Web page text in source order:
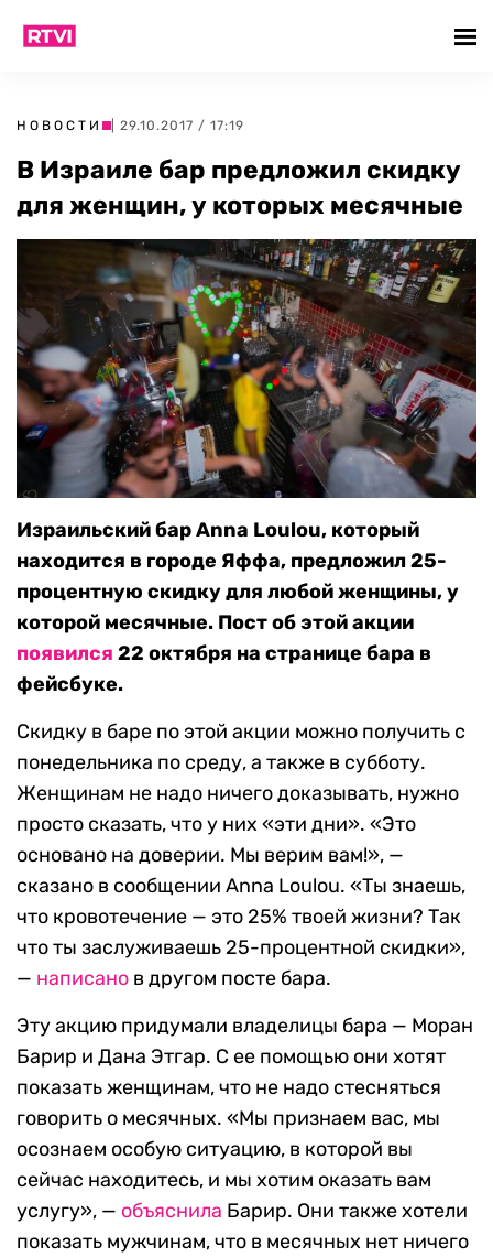
НОВОСТИ | 29.10.2017 / 17:19
В Израиле бар предложил скидку
для женщин, у которых месячные
Израильский бар Anna Loulou, который
находится в городе Яффа, предложил 25-
процентную скидку для любой женщины, у
которой месячные. Пост об этой акции
появился 22 октября на странице бара в
фейсбуке.
Скидку в баре по этой акции можно получить с
понедельника по среду, а также в субботу.
Женщинам не надо ничего доказывать, нужно
просто сказать, что у них «эти дни». «Это
основано на доверии. Мы верим вам!», —
сказано в сообщении Anna Loulou. «Ты знаешь,
что кровотечение — это 25% твоей жизни? Так
что ты заслуживаешь 25-процентной скидки»,
— написано в другом посте бара.
Эту акцию придумали владелицы бара — Моран
Барир и Дана Этгар. С ее помощью они хотят
показать женщинам, что не надо стесняться
говорить о месячных. «Мы признаем вас, мы
осознаем особую ситуацию, в которой вы
сейчас находитесь, и мы хотим оказать вам
услугу», — объяснила Барир. Они также хотели
показать мужчинам, что в месячных нет ничего